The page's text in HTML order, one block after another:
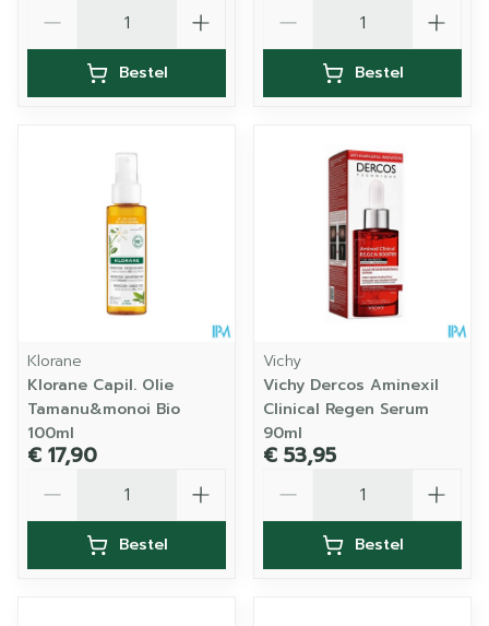
Bestel Bestel
Klorane
Klorane Capil. Olie
Tamanu&monoi Bio
100ml
€ 17,90
Bestel
Vichy
Vichy Dercos Aminexil
Clinical Regen Serum
90ml
€ 53,95
Bestel